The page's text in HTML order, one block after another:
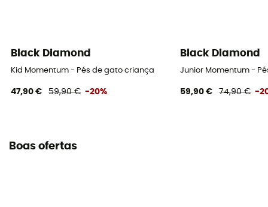
Black Diamond
Kid Momentum - Pés de gato criança
47,90 € 59,90 € -20%
Black Diamond
Junior Momentum -
59,90 € 74,90 € -
Boas ofertas